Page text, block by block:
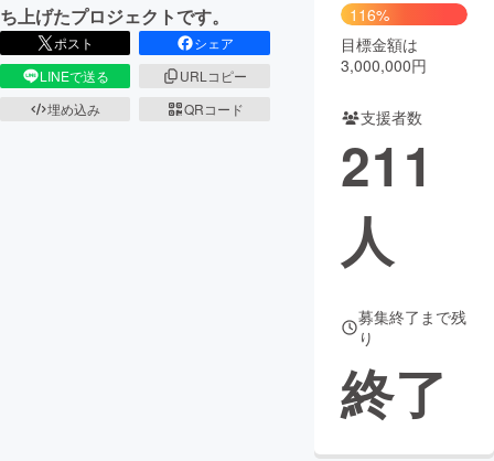
CAMPFIRE for Social Good
CAMPFIRE Creation
CAMPFIREふるさと納税
コミュニティ
ち上げたプロジェクトです。
ポスト
シェア
LINEで送る
URLコピー
埋め込み
QRコード
116%
目標金額は
3,000,000円
支援者数
211
人
募集終了まで残
り
終了